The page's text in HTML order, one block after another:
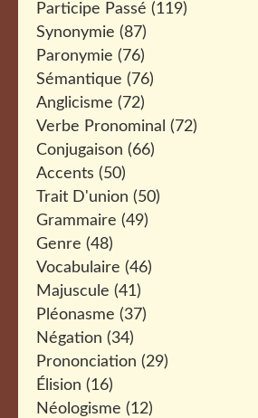
Participe Passé (119)
Synonymie (87)
Paronymie (76)
Sémantique (76)
Anglicisme (72)
Verbe Pronominal (72)
Conjugaison (66)
Accents (50)
Trait D'union (50)
Grammaire (49)
Genre (48)
Vocabulaire (46)
Majuscule (41)
Pléonasme (37)
Négation (34)
Prononciation (29)
Élision (16)
Néologisme (12)